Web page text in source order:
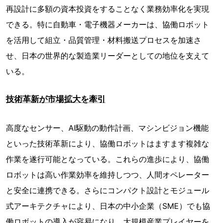
再設計に多額の資本投資をすることなく業務効率化を実現
できる。特に自動車・電子機器メーカーは、協働ロボット
を活用して組立・品質管理・材料搬送プロセスを加速さ
せ、日本の世界的な製造業リーダーとしての地位を支えて
いる。
技術革新が市場拡大を牽引
高度なセンサー、AI駆動の動作計画、マシンビジョン機能
といった技術革新により、協働ロボットはますます複雑な
作業を遂行可能となっている。これらの進歩により、協働
ロボットは高い作業効率を維持しつつ、人間オペレーター
と安全に連携できる。さらにコンパクト設計とモジュール
式アーキテクチャにより、日本の中小企業（SME）でも協